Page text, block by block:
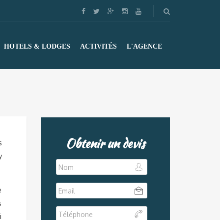
HOTELS & LODGES ACTIVITÉS L'AGENCE
Obtenir un devis